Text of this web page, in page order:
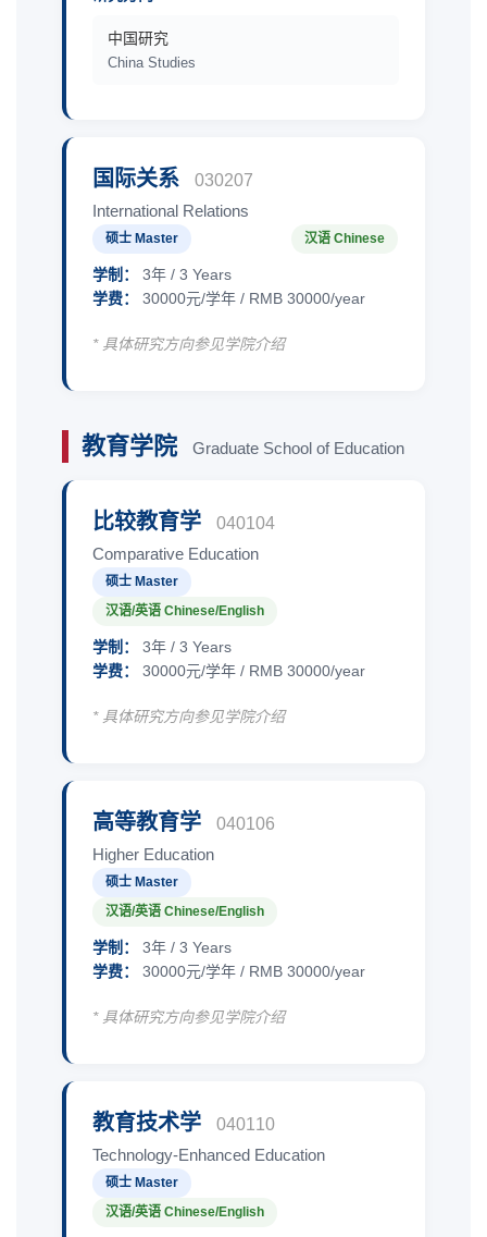
中国研究
China Studies
国际关系
030207
International Relations
硕士 Master 汉语 Chinese
学制：
3年 / 3 Years
学费：
30000元/学年 / RMB 30000/year
* 具体研究方向参见学院介绍
教育学院 Graduate School of Education
比较教育学
040104
Comparative Education
硕士 Master
汉语/英语 Chinese/English
学制：
3年 / 3 Years
学费：
30000元/学年 / RMB 30000/year
* 具体研究方向参见学院介绍
高等教育学
040106
Higher Education
硕士 Master
汉语/英语 Chinese/English
学制：
3年 / 3 Years
学费：
30000元/学年 / RMB 30000/year
* 具体研究方向参见学院介绍
教育技术学
040110
Technology-Enhanced Education
硕士 Master
汉语/英语 Chinese/English